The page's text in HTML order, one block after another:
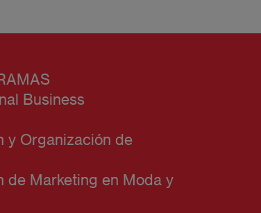
Business
y Organización de
de Marketing en Moda y